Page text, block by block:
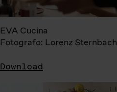
EVA Cucina
Fotografo: Lorenz Sternbach
Download